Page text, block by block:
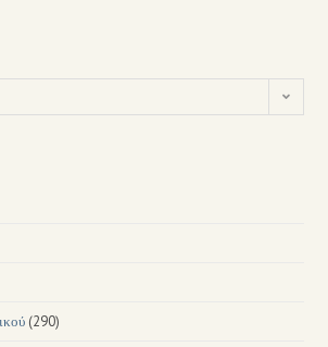
(290)